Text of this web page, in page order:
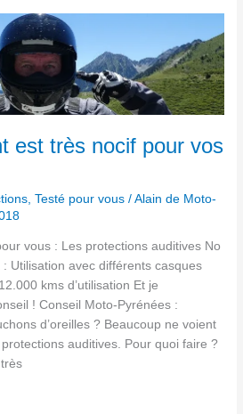
est très nocif pour vos
,Testé pour vous /Alain de Moto-
vous : Les protections auditives No
Utilisation avec différents casques
kms d’utilisation Et je
! Conseil Moto-Pyrénées :
d’oreilles ? Beaucoup ne voient
auditives. Pour quoi faire ?